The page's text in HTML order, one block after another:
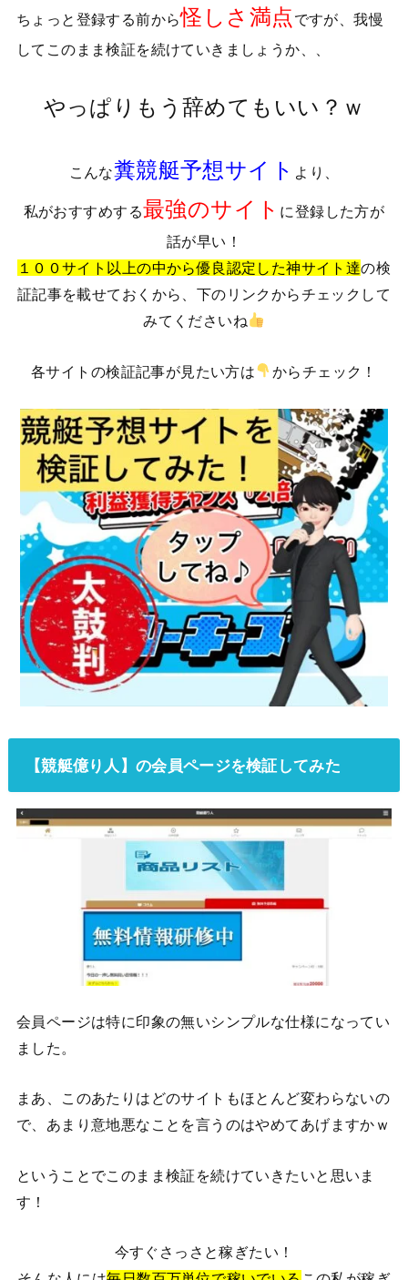
ちょっと登録する前から怪しさ満点 ですが、我慢
してこのまま検証を続けていきましょうか、、
やっぱりもう辞めてもいい？ｗ
こんな糞競艇予想サイト より、
私がおすすめする最強のサイト に登録した方が
話が早い！
１００サイト以上の中から優良認定した神サイト達の検
証記事を載せておくから、下のリンクからチェックして
みてくださいね
各サイトの検証記事が見たい方は からチェック！
【競艇億り人 】の会員ページを検証してみた
会員ページは特に印象の無いシンプルな仕様になってい
ました。
まあ、このあたりはどのサイトもほとんど変わらないの
で、あまり意地悪なことを言うのはやめてあげますかｗ
ということでこのまま検証を続けていきたいと思いま
す！
今すぐさっさと稼ぎたい！